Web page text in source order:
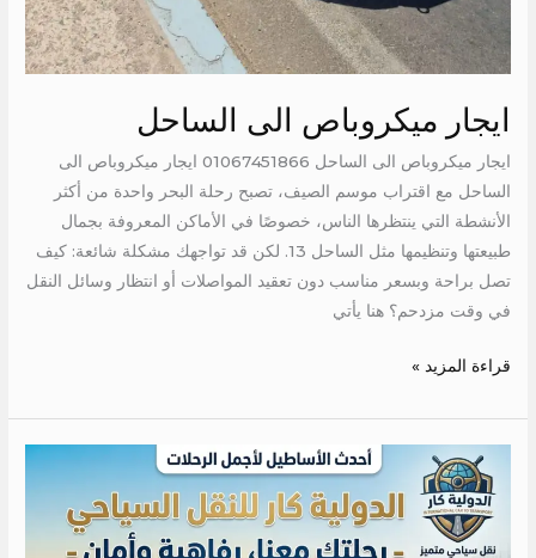
ايجار ميكروباص الى الساحل
ايجار ميكروباص الى الساحل 01067451866 ايجار ميكروباص الى
الساحل مع اقتراب موسم الصيف، تصبح رحلة البحر واحدة من أكثر
الأنشطة التي ينتظرها الناس، خصوصًا في الأماكن المعروفة بجمال
طبيعتها وتنظيمها مثل الساحل 13. لكن قد تواجهك مشكلة شائعة: كيف
تصل براحة وبسعر مناسب دون تعقيد المواصلات أو انتظار وسائل النقل
في وقت مزدحم؟ هنا يأتي
قراءة المزيد »
تاجير
عربيه
مكيفه
الى